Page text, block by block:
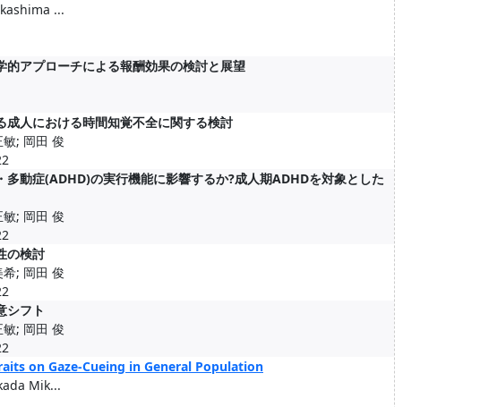
...
アプローチによる報酬効果の検討と展望
人における時間知覚不全に関する検討
; 岡田 俊
動症(ADHD)の実行機能に影響するか?成人期ADHDを対象とした
; 岡田 俊
の検討
; 岡田 俊
シフト
; 岡田 俊
on Gaze-Cueing in General Population
Mik...